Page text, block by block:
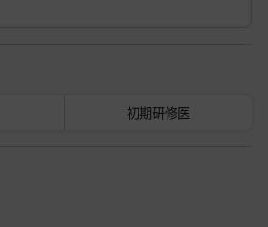
初期研修医